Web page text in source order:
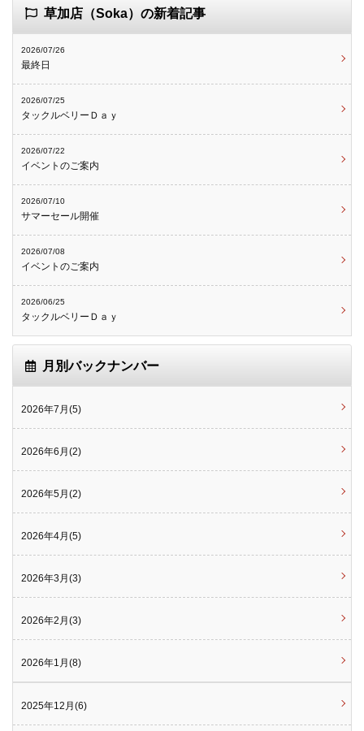
草加店（Soka）の新着記事
2026/07/26
最終日
2026/07/25
タックルベリーＤａｙ
2026/07/22
イベントのご案内
2026/07/10
サマーセール開催
2026/07/08
イベントのご案内
2026/06/25
タックルベリーＤａｙ
月別バックナンバー
2026年7月(5)
2026年6月(2)
2026年5月(2)
2026年4月(5)
2026年3月(3)
2026年2月(3)
2026年1月(8)
2025年12月(6)